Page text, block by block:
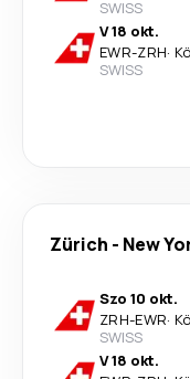
SWISS
V 18 okt.
EWR-ZRH·
SWISS
Zürich - New
Szo 10 okt.
ZRH-EWR·
SWISS
V 18 okt.